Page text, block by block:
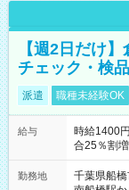
【週2日だけ
チェック・検品
派遣 職種未経験OK
給与
時給1400
合25％割
勤務地
千葉県船